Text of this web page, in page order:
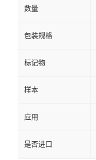
数量
包装规格
标记物
样本
应用
是否进口